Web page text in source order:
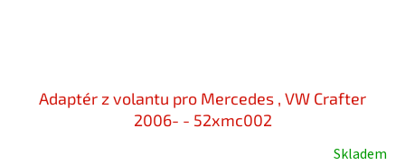
Adaptér z volantu pro Mercedes , VW Crafter
2006- - 52xmc002
Skladem